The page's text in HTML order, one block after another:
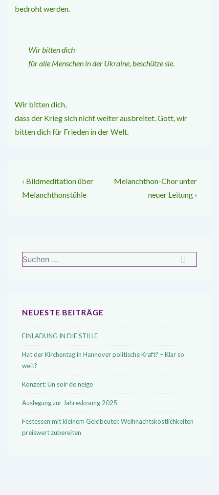
bedroht werden.
Wir bitten dich
für alle Menschen in der Ukraine, beschütze sie.
Wir bitten dich,
dass der Krieg sich nicht weiter ausbreitet. Gott, wir
bitten dich für Frieden in der Welt.
Beitragsnavigation
Vorheriger
Beitrag
‹ Bildmeditation über
Melanchthonstühle
Nächster
Melanchthon-­Chor unter
neuer Leitung ›
Suchen
nach:
NEUESTE BEITRÄGE
EINLADUNG IN DIE STILLE
Hat der Kirchentag in Hannover politische Kraft? – Klar so
weit?
Konzert: Un soir de neige
Auslegung zur Jahreslosung 2025
Festessen mit kleinem Geldbeutel: Weihnachtsköstlichkeiten
preiswert zubereiten